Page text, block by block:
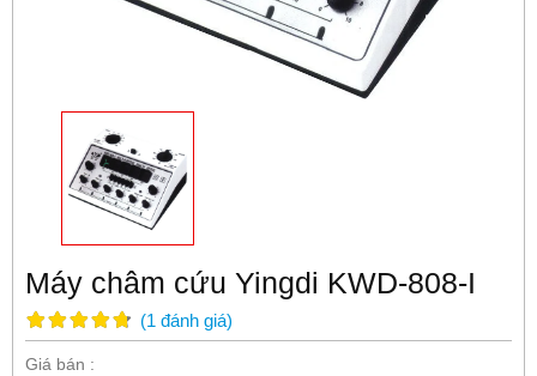
Máy châm cứu Yingdi KWD-808-I
(1 đánh giá)
Giá bán :